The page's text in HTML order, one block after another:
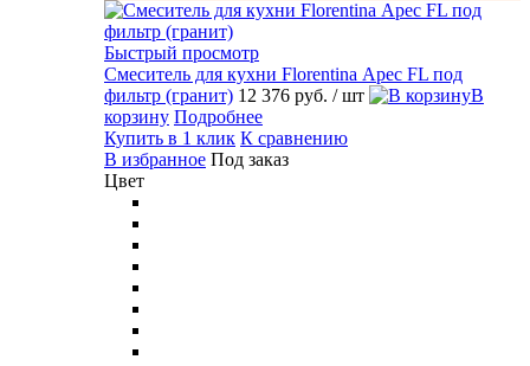
Быстрый просмотр
Смеситель для кухни Florentina Арес FL под
фильтр (гранит) 12 376 руб. / шт
В
корзину Подробнее
Купить в 1 клик К сравнению
В избранное Под заказ
Цвет